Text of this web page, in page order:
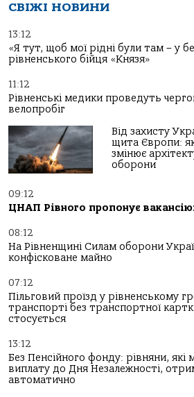
СВІЖІ НОВИНИ
13:12
«Я тут, щоб мої рідні були там – у
рівненського бійця «Князя»
11:12
Рівненські медики проведуть
велопробіг
Від захисту
щита Європи:
змінює
оборони
09:12
ЦНАП Рівного пропонує
08:12
На Рівненщині Силам оборони
конфісковане майно
07:12
Пільговий проїзд у рівненському
транспорті без транспортної
стосується
13:12
Без Пенсійного фонду: рівняни,
виплату до Дня Незалежності,
автоматично